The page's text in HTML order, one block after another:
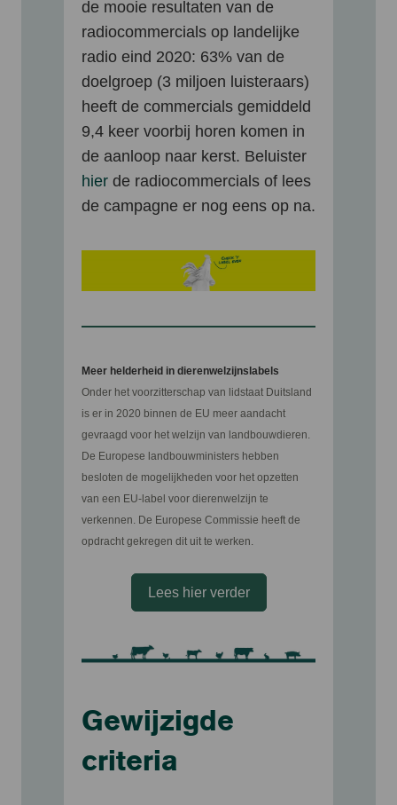
de mooie resultaten van de
radiocommercials op landelijke
radio eind 2020: 63% van de
doelgroep (3 miljoen luisteraars)
heeft de commercials gemiddeld
9,4 keer voorbij horen komen in
de aanloop naar kerst. Beluister
hier de radiocommercials of lees
de campagne er nog eens op na.
Meer helderheid in dierenwelzijnslabels
Onder het voorzitterschap van lidstaat Duitsland
is er in 2020 binnen de EU meer aandacht
gevraagd voor het welzijn van landbouwdieren.
De Europese landbouwministers hebben
besloten de mogelijkheden voor het opzetten
van een EU-label voor dierenwelzijn te
verkennen. De Europese Commissie heeft de
opdracht gekregen dit uit te werken.
Lees hier verder
Gewijzigde
criteria